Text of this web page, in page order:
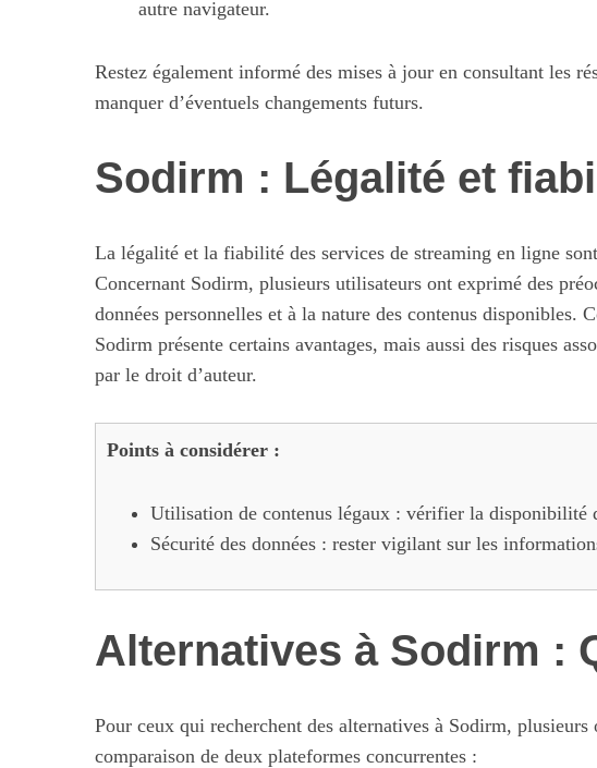
autre navigateur.
Restez également informé des mises à jour en consultant les
manquer d’éventuels changements futurs.
Sodirm : Légalité et
La légalité et la fiabilité des services de streaming en ligne
Concernant Sodirm, plusieurs utilisateurs ont exprimé des
données personnelles et à la nature des contenus disponibles.
Sodirm présente certains avantages, mais aussi des risques
par le droit d’auteur.
Points à considérer :
Utilisation de contenus légaux : vérifier la disponibilité
Sécurité des données : rester vigilant sur les
Alternatives à Sodirm :
Pour ceux qui recherchent des alternatives à Sodirm,
comparaison de deux plateformes concurrentes :
Maximiser son temps au
quotidien
S
e
c
h
o
: